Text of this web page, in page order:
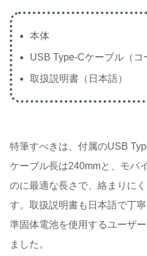
本体
USB Type-Cケーブル（コ
取扱説明書（日本語）
特筆すべきは、付属のUSB
ケーブル長は240mmと、モバ
のに最適な長さで、絡まりに
す。取扱説明書も日本語で丁
準固体電池を使用するユーザ
ました。